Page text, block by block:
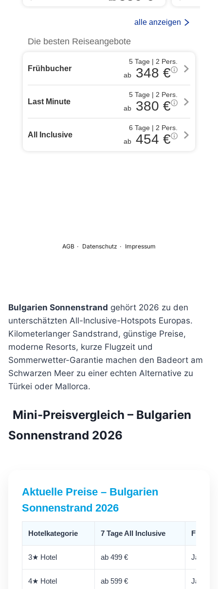
Bulgarien Sonnenstrand gehört 2026 zu den
unterschätzten All-Inclusive-Hotspots Europas.
Kilometerlanger Sandstrand, günstige Preise,
moderne Resorts, kurze Flugzeit und
Sommerwetter-Garantie machen den Badeort am
Schwarzen Meer zu einer echten Alternative zu
Türkei oder Mallorca.
Mini-Preisvergleich – Bulgarien
Sonnenstrand 2026
Aktuelle Preise – Bulgarien
Sonnenstrand 2026
Hotelkategorie 7 Tage All Inclusive Flug
3★ Hotel ab 499 € Ja
4★ Hotel ab 599 € Ja